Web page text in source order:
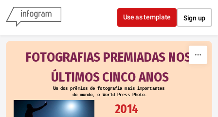
Skip to content
Use as template Sign up
FOTOGRAFIAS PREMIADAS NOS
ÚLTIMOS CINCO ANOS
Um dos prêmios de fotografia mais importantes
do mundo, o World Press Photo.
2014